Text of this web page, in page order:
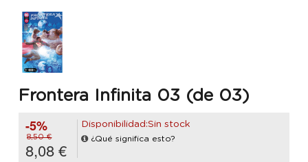
Frontera Infinita 03 (de 03)
-5%
8,50 €
8,08 €
Disponibilidad:Sin stock
¿Qué significa esto?